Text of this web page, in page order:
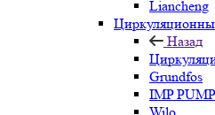
Liancheng
Назад
Grundfos
IMP